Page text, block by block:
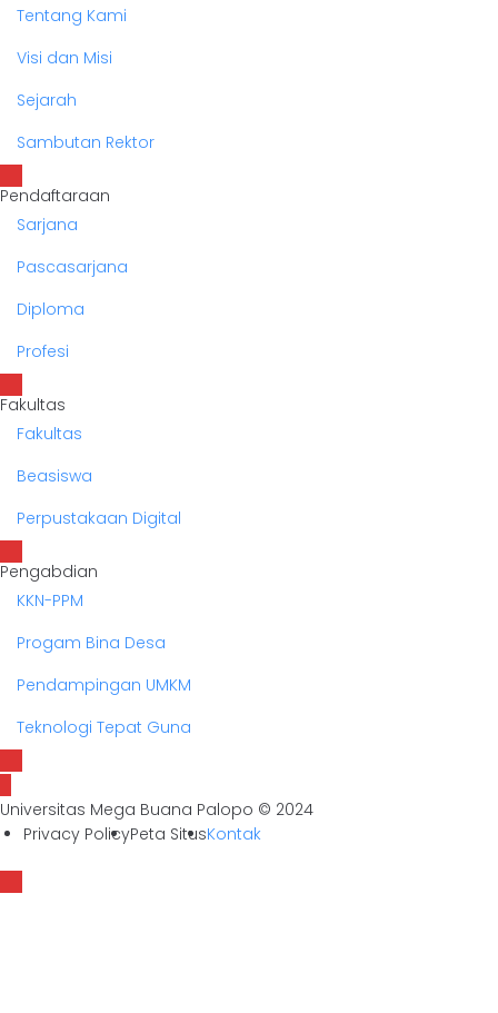
Tentang Kami
Visi dan Misi
Sejarah
Sambutan Rektor
Pendaftaraan
Sarjana
Pascasarjana
Diploma
Profesi
Fakultas
Fakultas
Beasiswa
Perpustakaan Digital
Pengabdian
KKN-PPM
Progam Bina Desa
Pendampingan UMKM
Teknologi Tepat Guna
Universitas Mega Buana Palopo © 2024
Privacy PolicyPeta SitusKontak